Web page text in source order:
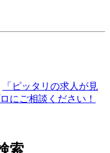
「ピッタリの求人が見
にご相談ください！
索